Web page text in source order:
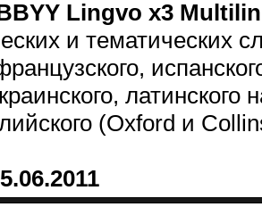
Lingvo x3
и тематических
(Oxford и